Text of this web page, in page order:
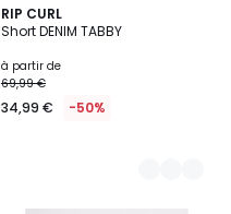
RIP CURL
Short DENIM TABBY
à partir de
69,99 €
34,99 € -50%
2
Couleurs